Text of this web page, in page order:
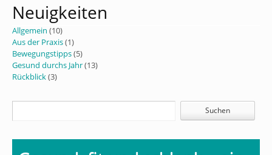
Neuigkeiten
Allgemein (10)
Aus der Praxis(1)
Bewegungstipps(5)
Gesund durchs Jahr(13)
Rückblick(3)